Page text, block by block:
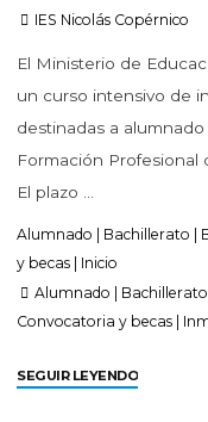
IES Nicolás Copérnico
El Ministerio de
un curso intensivo de
destinadas a
Formación Profesional
El plazo …
Alumnado Bachillerato
y becas
Inicio
Alumnado
Bachillerato
Convocatoria y becas
SEGUIR LEYENDO